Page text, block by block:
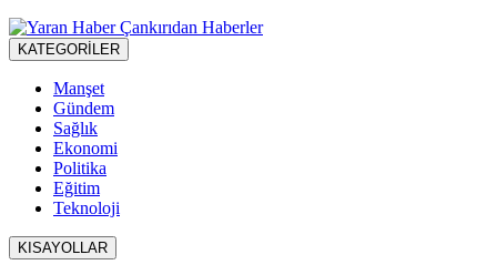
KATEGORİLER
Manşet
Gündem
Sağlık
Ekonomi
Politika
Eğitim
Teknoloji
KISAYOLLAR